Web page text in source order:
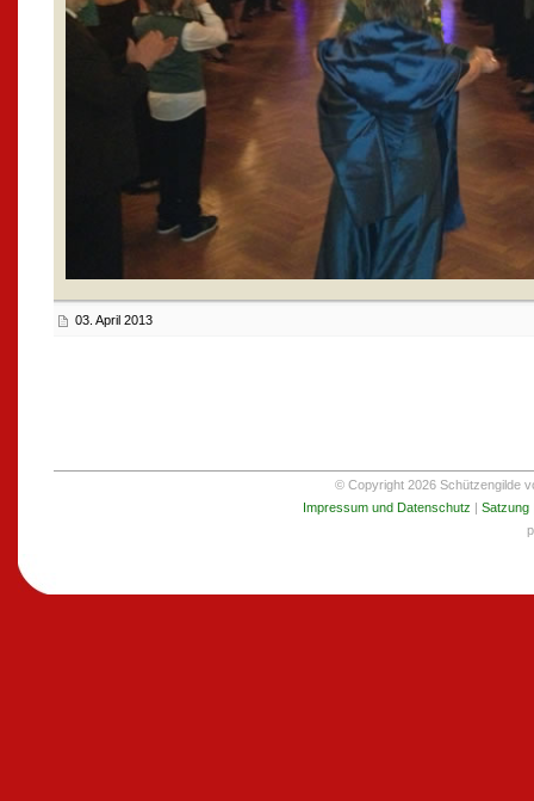
03. April 2013
© Copyright 2026 Schützengilde
Impressum und Datenschutz | Satzung